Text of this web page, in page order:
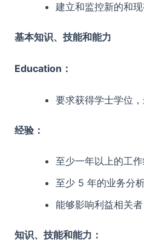
建立和监控新的和现
基本知识、技能和能力
Education：
要求获得学士学位
经验：
至少一年以上的工作
至少 5 年的业务分
能够影响利益相关
知识、技能和能力：